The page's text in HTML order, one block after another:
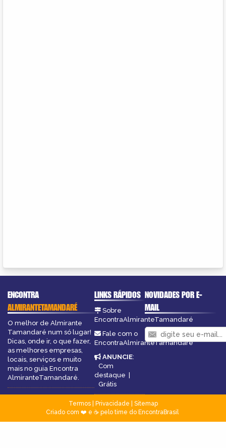
ENCONTRA
ALMIRANTETAMANDARÉ
O melhor de Almirante
Tamandaré num só lugar!
Dicas, onde ir, o que fazer,
as melhores empresas,
locais, serviços e muito
mais no guia Encontra
AlmiranteTamandaré.
LINKS RÁPIDOS
Sobre
EncontraAlmiranteTamandaré
Fale com o
EncontraAlmiranteTamandaré
ANUNCIE:
Com
destaque
Grátis
NOVIDADES POR E-
MAIL
Termos| Privacidade
Sitemap
Criado com ❤️ e ☕ pelo time do EncontraBrasil